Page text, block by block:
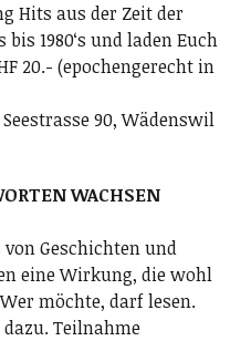
Hits aus der Zeit der
1980ʻs und laden Euch
20.- (epochengerecht in
90, Wädenswil
WACHSEN
Geschichten und
eine Wirkung, die wohl
möchte, darf lesen.
Teilnahme